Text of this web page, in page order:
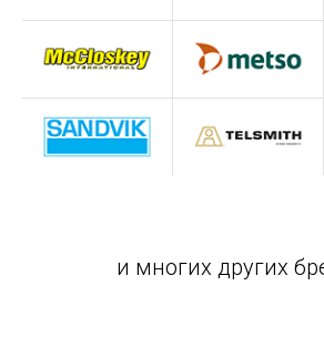
и многих других